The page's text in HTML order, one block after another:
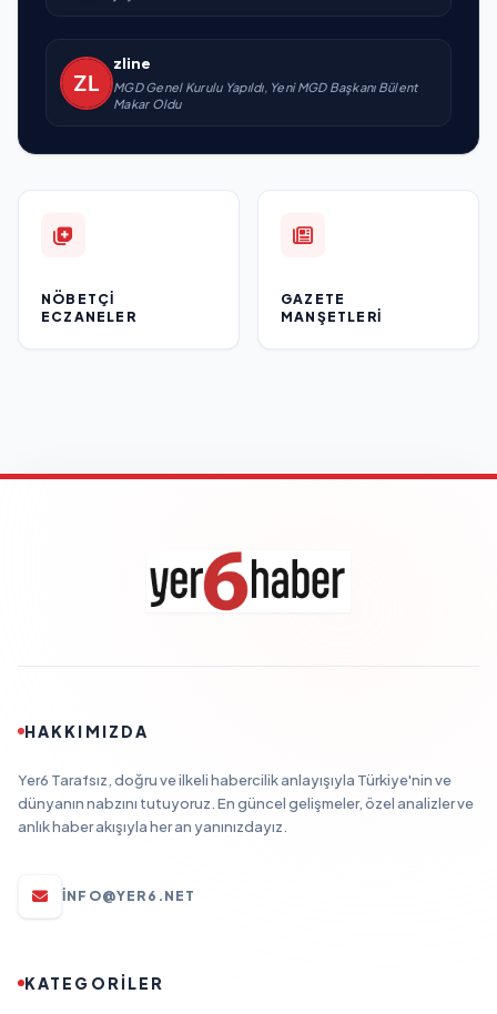
zline
MGD Genel Kurulu Yapıldı, Yeni MGD Başkanı Bülent
Makar Oldu
NÖBETÇI
ECZANELER
GAZETE
MANŞETLERI
HAKKIMIZDA
Yer6 Tarafsız, doğru ve ilkeli habercilik anlayışıyla Türkiye'nin ve
dünyanın nabzını tutuyoruz. En güncel gelişmeler, özel analizler ve
anlık haber akışıyla her an yanınızdayız.
INFO@YER6.NET
KATEGORİLER